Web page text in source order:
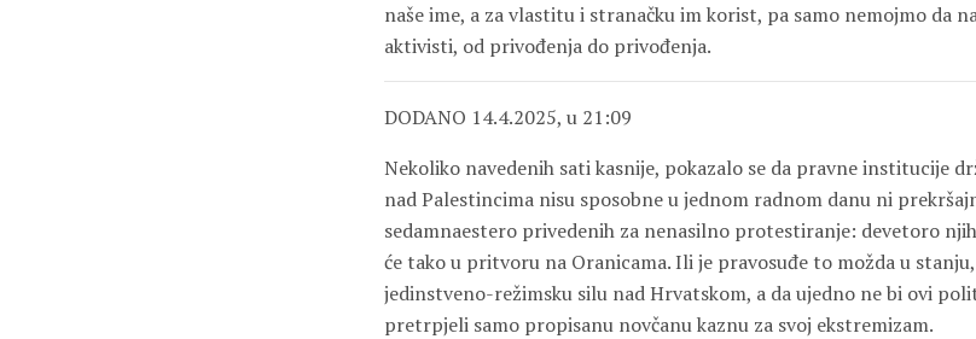
naše ime, a za vlastitu i stranačku im korist, pa samo nemojmo da
aktivisti, od privođenja do privođenja.
DODANO 14.4.2025, u 21:09
Nekoliko navedenih sati kasnije, pokazalo se da pravne institucije
nad Palestincima nisu sposobne u jednom radnom danu ni
sedamnaestero privedenih za nenasilno protestiranje: devetoro
će tako u pritvoru na Oranicama. Ili je pravosuđe to možda u
jedinstveno-režimsku silu nad Hrvatskom, a da ujedno ne bi ovi
pretrpjeli samo propisanu novčanu kaznu za svoj ekstremizam.